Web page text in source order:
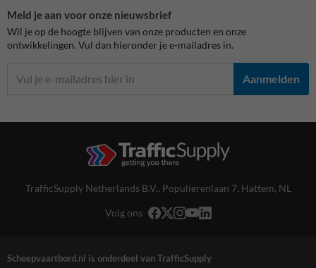
Meld je aan voor onze nieuwsbrief
Wil je op de hoogte blijven van onze producten en onze
ontwikkelingen. Vul dan hieronder je e-mailadres in.
Aanmelden
TrafficSupply Netherlands B.V., Populierenlaan 7, Hattem, NL
Volg ons
Scheepvaartbord.nl is onderdeel van TrafficSupply